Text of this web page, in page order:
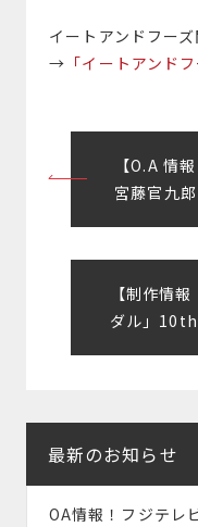
イートアンドフー
→ 「イートアンド
稿
ナ
ビ
ー
ョ
ン
【O.A 情
宮藤官九
【制作情
ダル」
最新のお知らせ
OA情報！フジテレ